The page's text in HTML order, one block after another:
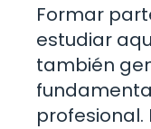
Formar
estudiar
también